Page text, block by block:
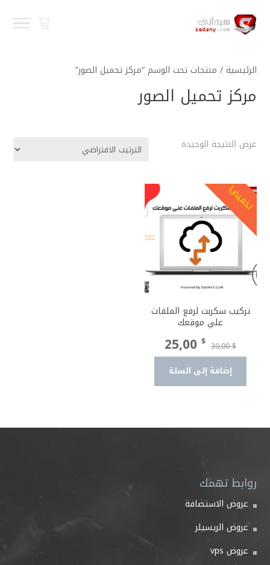
الرئيسية/ منتجات تحت الوسم “مركز تحميل الصور”
مركز تحميل الصور
عرض النتيجة الوحيدة
تخفيض!
تركيب سكربت لرفع الملفات
علي موقعك
30,00$
السعر
الأصلي
هو:
25,00$
السعر
الحالي
هو:
إضافة إلى السلة
روابط تهمك
عروض الاستضافة
عروض الريسيلر
عروض vps